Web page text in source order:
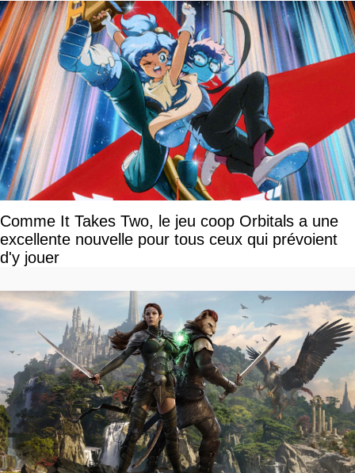
Comme It Takes Two, le jeu coop Orbitals a une
excellente nouvelle pour tous ceux qui prévoient
d'y jouer